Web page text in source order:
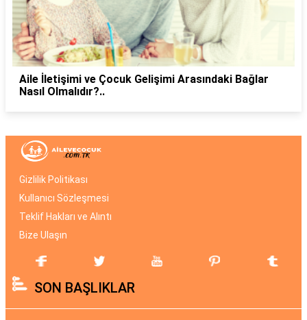
Aile İletişimi ve Çocuk Gelişimi Arasındaki Bağlar
Nasıl Olmalıdır?..
Gizlilik Politikası
Kullanıcı Sözleşmesi
Teklif Hakları ve Alıntı
Bize Ulaşın
SON BAŞLIKLAR